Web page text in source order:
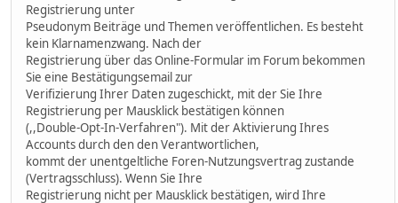
Registrierung unter
Pseudonym Beiträge und Themen veröffentlichen. Es besteht
kein Klarnamenzwang. Nach der
Registrierung über das Online-Formular im Forum bekommen
Sie eine Bestätigungsemail zur
Verifizierung Ihrer Daten zugeschickt, mit der Sie Ihre
Registrierung per Mausklick bestätigen können
(,,Double-Opt-In-Verfahren"). Mit der Aktivierung Ihres
Accounts durch den den Verantwortlichen,
kommt der unentgeltliche Foren-Nutzungsvertrag zustande
(Vertragsschluss). Wenn Sie Ihre
Registrierung nicht per Mausklick bestätigen, wird Ihre